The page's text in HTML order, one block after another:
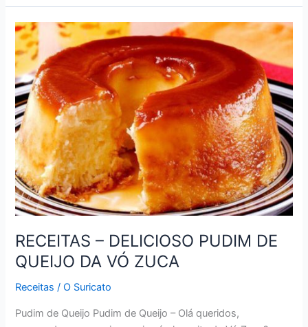
DELICIOSA
MASSA
DE
PIZZA
DE
LIQUIDIFICADOR
DA
VÓ
ZUCA
RECEITAS – DELICIOSO PUDIM DE
QUEIJO DA VÓ ZUCA
Receitas /O Suricato
Pudim de Queijo Pudim de Queijo – Olá queridos,